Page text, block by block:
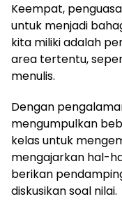
Keempat,
untuk menjadi
kita miliki adalah
area tertentu,
menulis.
Dengan
mengumpulkan
kelas untuk
mengajarkan hal-
berikan
diskusikan soal nilai.